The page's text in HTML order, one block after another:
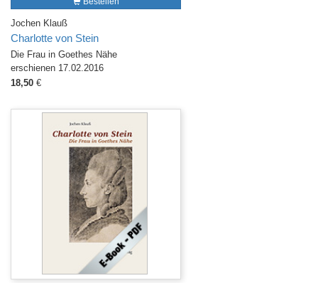
Jochen Klauß
Charlotte von Stein
Die Frau in Goethes Nähe
erschienen 17.02.2016
18,50 €